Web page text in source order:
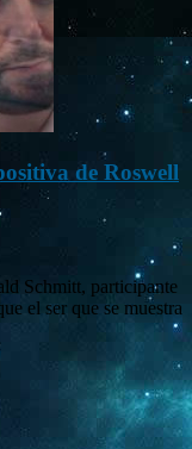
de Roswell
Schmitt, participante
el ser que se muestra